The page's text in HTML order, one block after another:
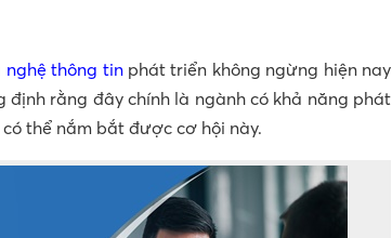
nghệ thông tin phát triển không ngừng hiện nay
định rằng đây chính là ngành có khả năng phát
thể nắm bắt được cơ hội này.